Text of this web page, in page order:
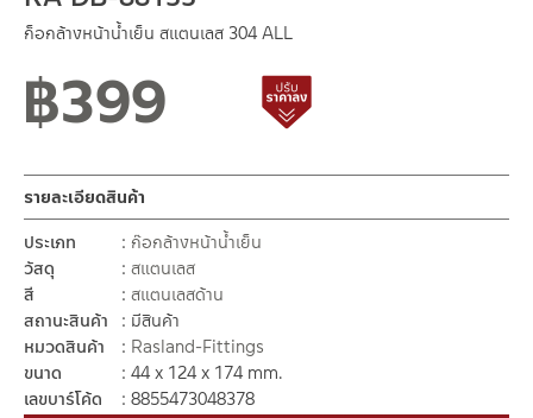
ก็อกล้างหน้าน้ำเย็น สแตนเลส 304 ALL
฿399 สถานะสินค้าขายปกติ
รายละเอียดสินค้า
ประเภท
ก๊อกล้างหน้าน้ำเย็น
วัสดุ
สแตนเลส
สี
สแตนเลสด้าน
สถานะสินค้า
มีสินค้า
หมวดสินค้า
Rasland-Fittings
ขนาด
44 x 124 x 174 mm.
เลขบาร์โค้ด
8855473048378